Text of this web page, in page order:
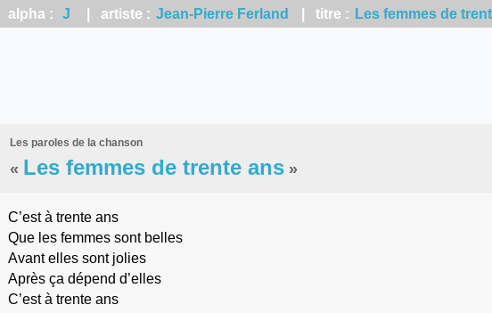
| alpha : J | artiste : Jean-Pierre Ferland | titre : Les femmes de
Les paroles de la chanson
« Les femmes de trente ans »
C’est à trente ans
Que les femmes sont belles
Avant elles sont jolies
Après ça dépend d’elles
C’est à trente ans